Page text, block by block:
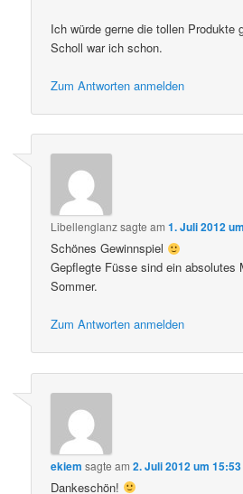
Ich würde gerne die tollen Produkte
Scholl war ich schon.
Zum Antworten anmelden
Libellenglanzsagte am1. Juli 2012
Schönes Gewinnspiel
Gepflegte Füsse sind ein absolutes
Sommer.
Zum Antworten anmelden
ekiem sagte am2. Juli 2012 um
Dankeschön!